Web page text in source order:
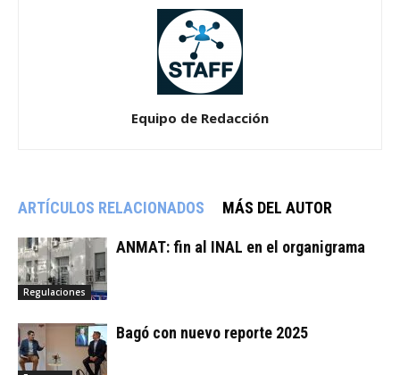
Equipo de Redacción
ARTÍCULOS RELACIONADOS MÁS DEL AUTOR
Regulaciones
ANMAT: fin al INAL en el organigrama
Bagó con nuevo reporte 2025